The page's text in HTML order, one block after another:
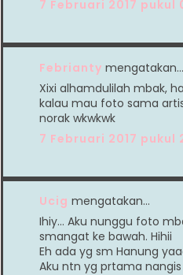
7 Februari 2017 pukul
Febrianty mengatakan…
Xixi alhamdulilah mbak,
kalau mau foto sama
norak wkwkwk
7 Februari 2017 pukul
Ucig mengatakan…
Ihiy... Aku nunggu foto
smangat ke bawah. Hihii
Eh ada yg sm Hanung
Aku ntn yg prtama